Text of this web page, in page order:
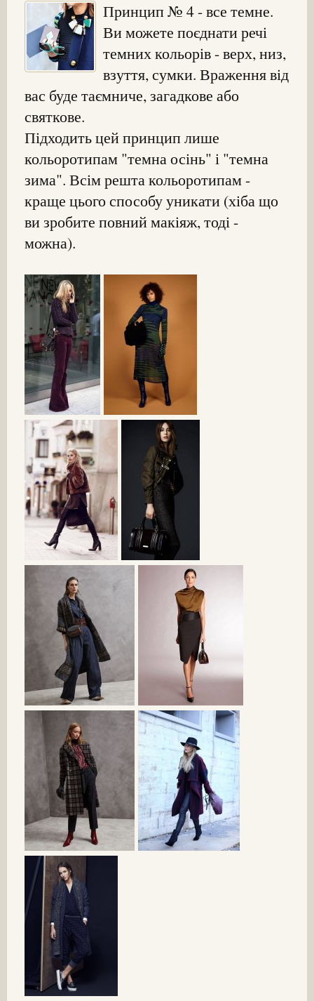
Принцип № 4 - все темне.
Ви можете поєднати речі
темних кольорів - верх, низ,
взуття, сумки. Враження від
вас буде таємниче, загадкове або
святкове.
Підходить цей принцип лише
кольоротипам "темна осінь" і "темна
зима". Всім решта кольоротипам -
краще цього способу уникати (хіба що
ви зробите повний макіяж, тоді -
можна).